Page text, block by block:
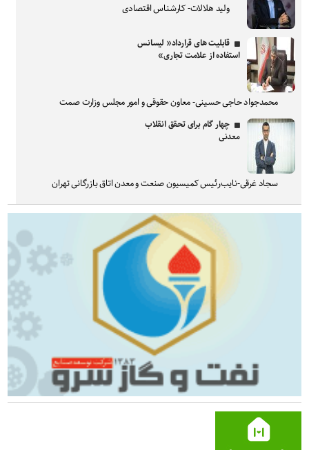
ولید هلالات- کارشناس اقتصادی
قابلیت های قرارداد« لیسانس
استفاده از علامت تجاری»
محمدجواد حاجی حسینی- معاون حقوقی و امور مجلس وزارت صمت
چهار گام برای تحقق انقلاب
معدنی
سجاد غرقی-نایب‌رئیس کمیسیون صنعت و معدن اتاق بازرگانی تهران